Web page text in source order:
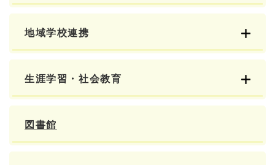
地域学校連携
生涯学習・社会教育
図書館